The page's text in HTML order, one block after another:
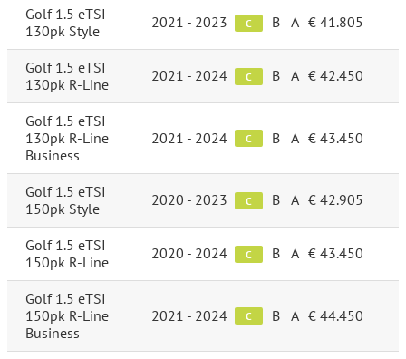
Golf 1.5 eTSI
130pk Style
2021 - 2023 C B A € 41.805
Golf 1.5 eTSI
130pk R-Line
2021 - 2024 C B A € 42.450
Golf 1.5 eTSI
130pk R-Line
Business
2021 - 2024 C B A € 43.450
Golf 1.5 eTSI
150pk Style
2020 - 2023 C B A € 42.905
Golf 1.5 eTSI
150pk R-Line
2020 - 2024 C B A € 43.450
Golf 1.5 eTSI
150pk R-Line
Business
2021 - 2024 C B A € 44.450